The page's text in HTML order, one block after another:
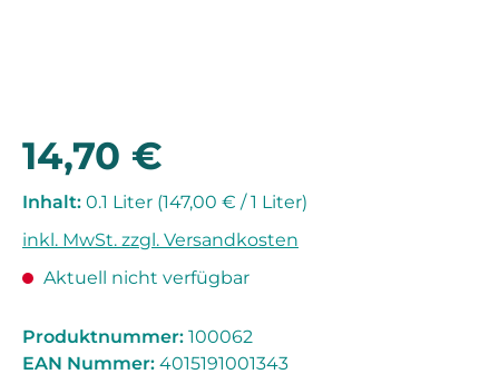
Regulärer Preis:
14,70 €
Inhalt: 0.1 Liter (147,00 € / 1 Liter)
inkl. MwSt. zzgl. Versandkosten
Aktuell nicht verfügbar
Produktnummer: 100062
EAN Nummer: 4015191001343